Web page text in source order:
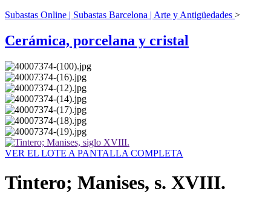
Subastas Online | Subastas Barcelona | Arte y Antigüedades >
Cerámica, porcelana y cristal
VER EL LOTE A PANTALLA COMPLETA
Tintero; Manises, s. XVIII.